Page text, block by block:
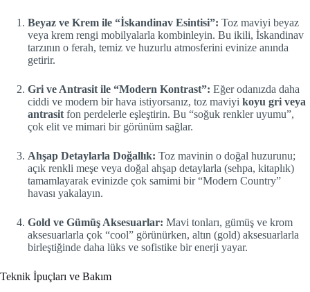
Beyaz ve Krem ile “İskandinav Esintisi”: Toz maviyi beyaz
veya krem rengi mobilyalarla kombinleyin. Bu ikili, İskandinav
tarzının o ferah, temiz ve huzurlu atmosferini evinize anında
getirir.
Gri ve Antrasit ile “Modern Kontrast”: Eğer odanızda daha
ciddi ve modern bir hava istiyorsanız, toz maviyi koyu gri veya
antrasit fon perdelerle eşleştirin. Bu “soğuk renkler uyumu”,
çok elit ve mimari bir görünüm sağlar.
Ahşap Detaylarla Doğallık: Toz mavinin o doğal huzurunu;
açık renkli meşe veya doğal ahşap detaylarla (sehpa, kitaplık)
tamamlayarak evinizde çok samimi bir “Modern Country”
havası yakalayın.
Gold ve Gümüş Aksesuarlar: Mavi tonları, gümüş ve krom
aksesuarlarla çok “cool” görünürken, altın (gold) aksesuarlarla
birleştiğinde daha lüks ve sofistike bir enerji yayar.
Teknik İpuçları ve Bakım